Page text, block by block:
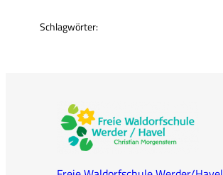
Schlagwörter: